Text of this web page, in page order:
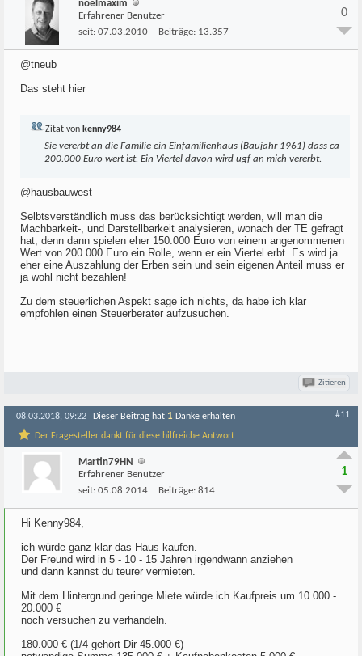
noelmaxim
Erfahrener Benutzer
seit: 07.03.2010 Beiträge: 13.357
0
@tneub
Das steht hier
Zitat von kenny984
Sie vererbt an die Familie ein Einfamilienhaus (Baujahr 1961) dass ca
200.000 Euro wert ist. Ein Viertel davon wird ugf an mich vererbt.
@hausbauwest
Selbtsverständlich muss das berücksichtigt werden, will man die
Machbarkeit-, und Darstellbarkeit analysieren, wonach der TE gefragt
hat, denn dann spielen eher 150.000 Euro von einem angenommenen
Wert von 200.000 Euro ein Rolle, wenn er ein Viertel erbt. Es wird ja
eher eine Auszahlung der Erben sein und sein eigenen Anteil muss er
ja wohl nicht bezahlen!
Zu dem steuerlichen Aspekt sage ich nichts, da habe ich klar
empfohlen einen Steuerberater aufzusuchen.
Zitieren
08.03.2018, 09:22 Dieser Beitrag hat 1 Danke erhalten
Der Fragesteller dankt für diese hilfreiche Antwort
#11
Martin79HN
Erfahrener Benutzer
seit: 05.08.2014 Beiträge: 814
1
Hi Kenny984,
ich würde ganz klar das Haus kaufen.
Der Freund wird in 5 - 10 - 15 Jahren irgendwann anziehen
und dann kannst du teurer vermieten.
Mit dem Hintergrund geringe Miete würde ich Kaufpreis um 10.000 -
20.000 €
noch versuchen zu verhandeln.
180.000 € (1/4 gehört Dir 45.000 €)